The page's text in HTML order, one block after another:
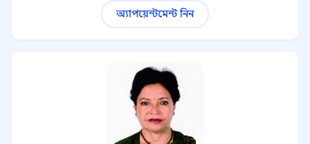
অ্যাপয়েন্টমেন্ট নিন